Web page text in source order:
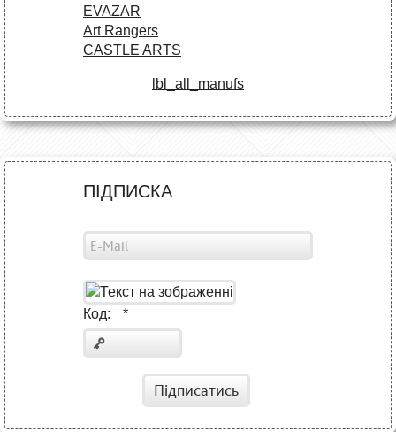
EVAZAR
Art Rangers
CASTLE ARTS
lbl_all_manufs
ПІДПИСКА
Код: *
Підписатись